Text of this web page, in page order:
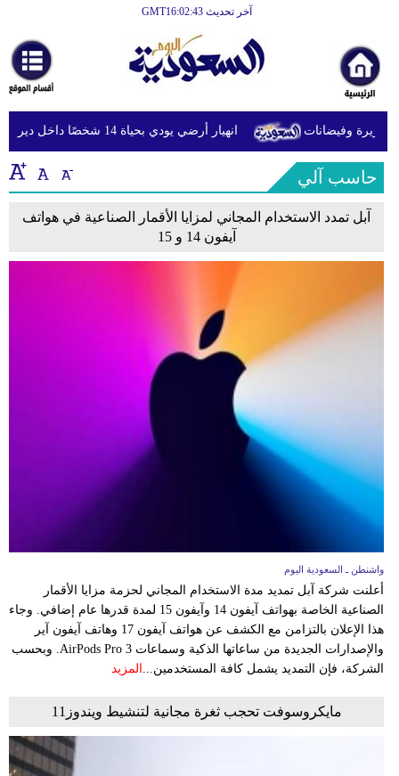
آخر تحديث GMT16:02:43
أخبارعاجلة
رياضة
ثقافة
إقتصاد
فن
مرأة
علوم
مدوَّنات
انهيار أرضي يودي بحياة 14 شخصًا داخل دير في إثيوبيا وفيضانات
حاسب آلي
آبل تمدد الاستخدام المجاني لمزايا الأقمار الصناعية في هواتف
آيفون 14 و 15
واشنطن ـ السعودية اليوم
أعلنت شركة آبل تمديد مدة الاستخدام المجاني لحزمة مزايا الأقمار
الصناعية الخاصة بهواتف آيفون 14 وآيفون 15 لمدة قدرها عام إضافي. وجاء
هذا الإعلان بالتزامن مع الكشف عن هواتف آيفون 17 وهاتف آيفون آير
والإصدارات الجديدة من ساعاتها الذكية وسماعات AirPods Pro 3. وبحسب
الشركة، فإن التمديد يشمل كافة المستخدمين... المزيد
مايكروسوفت تحجب ثغرة مجانية لتنشيط ويندوز11